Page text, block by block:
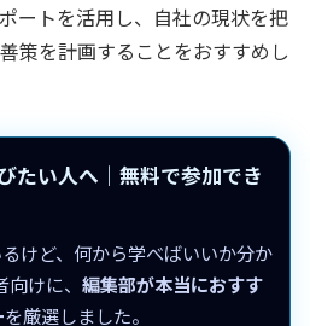
ートを活用し、自社の現状を把
策を計画することをおすすめし
たい人へ｜無料で参加でき
るけど、何から学べばいいか分か
けに、 編集部が本当におすす
を厳選しました。